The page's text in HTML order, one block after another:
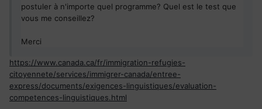
postuler à n'importe quel programme? Quel est le test que
vous me conseillez?
Merci
https://www.canada.ca/fr/immigration-refugies-
citoyennete/services/immigrer-canada/entree-
express/documents/exigences-linguistiques/evaluation-
competences-linguistiques.html